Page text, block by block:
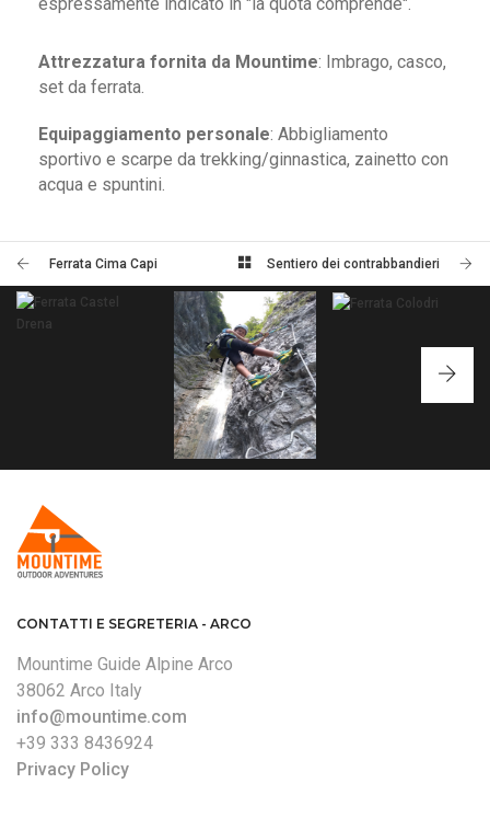
Attrezzatura fornita da Mountime: Imbrago, casco,
set da ferrata.
Equipaggiamento personale: Abbigliamento
sportivo e scarpe da trekking/ginnastica, zainetto con
acqua e spuntini.
Ferrata Cima Capi Sentiero dei contrabbandieri
RIO RUZZA -
BALLINO
UNA NUOVA,
AFFASCINANTE E DURA
FERRATA
FERRATA COLODRI
PANORAMICO IDEALE
PER CHI SI CIMENTA IN
QUESTA ATTIVITÀ PER
CONTATTI E SEGRETERIA - ARCO
Mountime Guide Alpine Arco
38062 Arco Italy
info@mountime.com
+39 333 8436924
Privacy Policy